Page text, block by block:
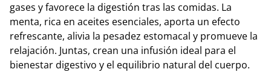
gases y favorece la digestión tras las comidas. La
menta, rica en aceites esenciales, aporta un efecto
refrescante, alivia la pesadez estomacal y promueve la
relajación. Juntas, crean una infusión ideal para el
bienestar digestivo y el equilibrio natural del cuerpo.